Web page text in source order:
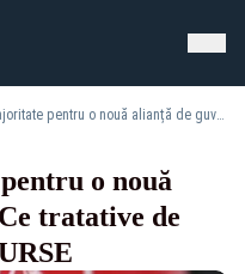
PSD caută majoritate pentru o nouă alianță de guvernare. Ce tratative de culise se pregătesc – SURSE
o nouă
tratative de